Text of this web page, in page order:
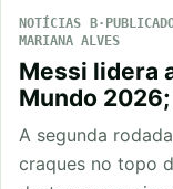
NOTÍCIAS
MARIANA ALVES
Messi lidera
Mundo
A segunda
craques no topo